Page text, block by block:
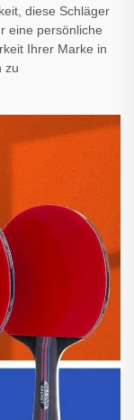
diese Schläger
eine persönliche
Ihrer Marke in
zu